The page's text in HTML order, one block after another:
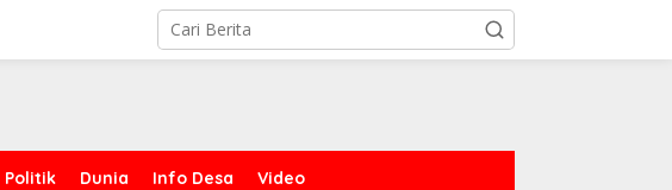
Politik Dunia Info Desa Video